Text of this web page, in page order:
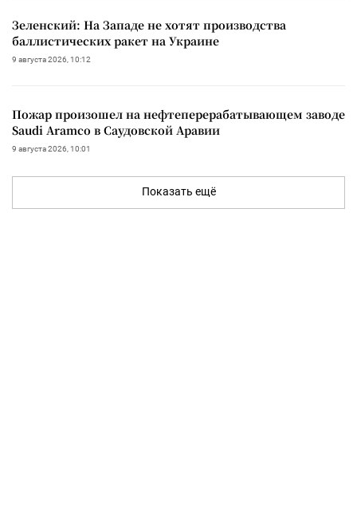
Зеленский: На Западе не хотят производства
баллистических ракет на Украине
9 августа 2026, 10:12
Пожар произошел на нефтеперерабатывающем заводе
Saudi Aramco в Саудовской Аравии
9 августа 2026, 10:01
Показать ещё